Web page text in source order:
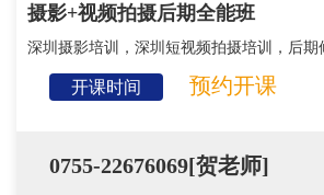
摄影+视频拍摄后期全能班
深圳摄影培训，深圳短视频拍摄培训，后期
开课时间 预约开课
0755-22676069[贺老师]